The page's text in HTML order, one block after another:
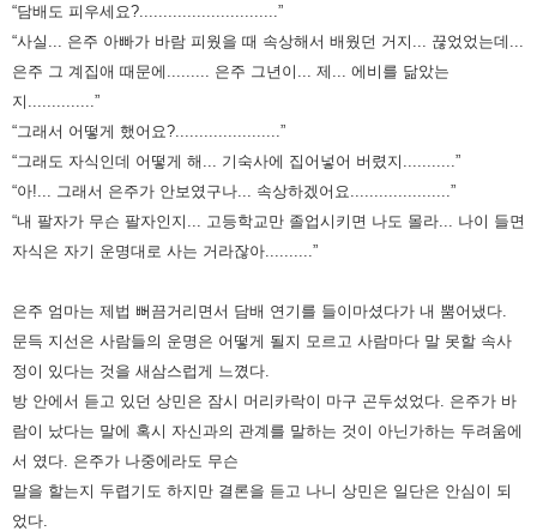
“담배도 피우세요?.............................”
“사실... 은주 아빠가 바람 피웠을 때 속상해서 배웠던 거지... 끊었었는데...
은주 그 계집애 때문에......... 은주 그년이... 제... 에비를 닮았는
지..............”
“그래서 어떻게 했어요?......................”
“그래도 자식인데 어떻게 해... 기숙사에 집어넣어 버렸지...........”
“아!... 그래서 은주가 안보였구나... 속상하겠어요.....................”
“내 팔자가 무슨 팔자인지... 고등학교만 졸업시키면 나도 몰라... 나이 들면
자식은 자기 운명대로 사는 거라잖아..........”
은주 엄마는 제법 뻐끔거리면서 담배 연기를 들이마셨다가 내 뿜어냈다.
문득 지선은 사람들의 운명은 어떻게 될지 모르고 사람마다 말 못할 속사
정이 있다는 것을 새삼스럽게 느꼈다.
방 안에서 듣고 있던 상민은 잠시 머리카락이 마구 곤두섰었다. 은주가 바
람이 났다는 말에 혹시 자신과의 관계를 말하는 것이 아닌가하는 두려움에
서 였다. 은주가 나중에라도 무슨
말을 할는지 두렵기도 하지만 결론을 듣고 나니 상민은 일단은 안심이 되
었다.